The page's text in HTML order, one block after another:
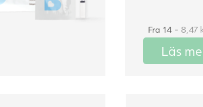
Fra 14 - 8,47
Läs